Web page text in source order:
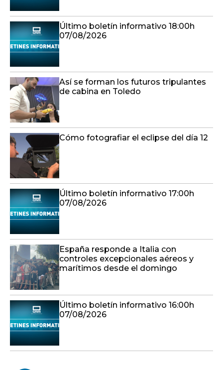
Último boletín informativo 18:00h
07/08/2026
Así se forman los futuros tripulantes
de cabina en Toledo
Cómo fotografiar el eclipse del día 12
Último boletín informativo 17:00h
07/08/2026
España responde a Italia con
controles excepcionales aéreos y
marítimos desde el domingo
Último boletín informativo 16:00h
07/08/2026